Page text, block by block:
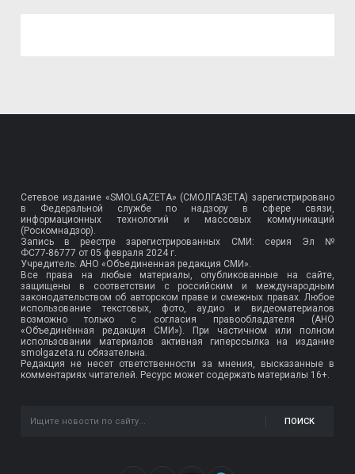
Сетевое издание «SMOLGAZETA» (СМОЛГАЗЕТА) зарегистрировано
в Федеральной службе по надзору в сфере связи,
информационных технологий и массовых коммуникаций
(Роскомнадзор).
Запись в реестре зарегистрированных СМИ: серия Эл №
ФС77-86777 от 05 февраля 2024 г.
Учредитель: АНО «Объединенная редакция СМИ».
Все права на любые материалы, опубликованные на сайте,
защищены в соответствии с российским и международным
законодательством об авторском праве и смежных правах. Любое
использование текстовых, фото, аудио и видеоматериалов
возможно только с согласия правообладателя (АНО
«Объединённая редакция СМИ»). При частичном или полном
использовании материалов активная гиперссылка на издание
smolgazeta.ru обязательна.
Редакция не несет ответственности за мнения, высказанные в
комментариях читателей. Ресурс может содержать материалы 16+.
ПОИСК